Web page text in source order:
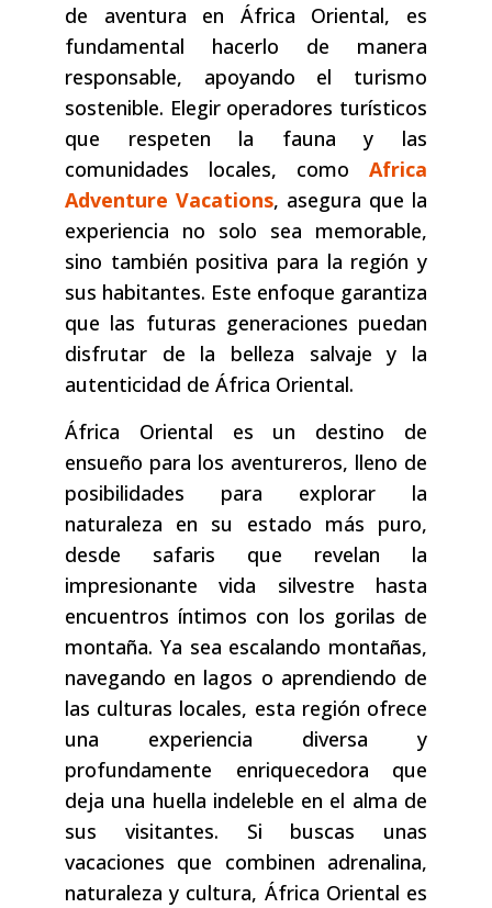
de aventura en África Oriental, es
fundamental hacerlo de manera
responsable, apoyando el turismo
sostenible. Elegir operadores turísticos
que respeten la fauna y las
comunidades locales, como Africa
Adventure Vacations, asegura que la
experiencia no solo sea memorable,
sino también positiva para la región y
sus habitantes. Este enfoque garantiza
que las futuras generaciones puedan
disfrutar de la belleza salvaje y la
autenticidad de África Oriental.
África Oriental es un destino de
ensueño para los aventureros, lleno de
posibilidades para explorar la
naturaleza en su estado más puro,
desde safaris que revelan la
impresionante vida silvestre hasta
encuentros íntimos con los gorilas de
montaña. Ya sea escalando montañas,
navegando en lagos o aprendiendo de
las culturas locales, esta región ofrece
una experiencia diversa y
profundamente enriquecedora que
deja una huella indeleble en el alma de
sus visitantes. Si buscas unas
vacaciones que combinen adrenalina,
naturaleza y cultura, África Oriental es